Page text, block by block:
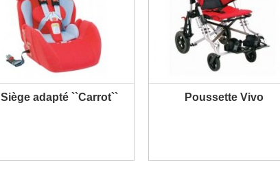
Siège adapté ``Carrot`` Poussette Vivo
PLUS D'INFORMATION PLUS D'INFORMATION